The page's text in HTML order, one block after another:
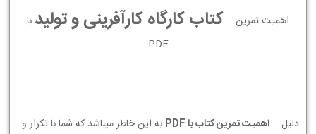
اهمیت تمرین کتاب کارگاه کارآفرینی و تولید با
PDF
دلیل اهمیت تمرین کتاب با PDF
به این خاطر میباشد که شما با تکرار و